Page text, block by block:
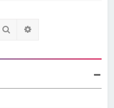
Rechercher